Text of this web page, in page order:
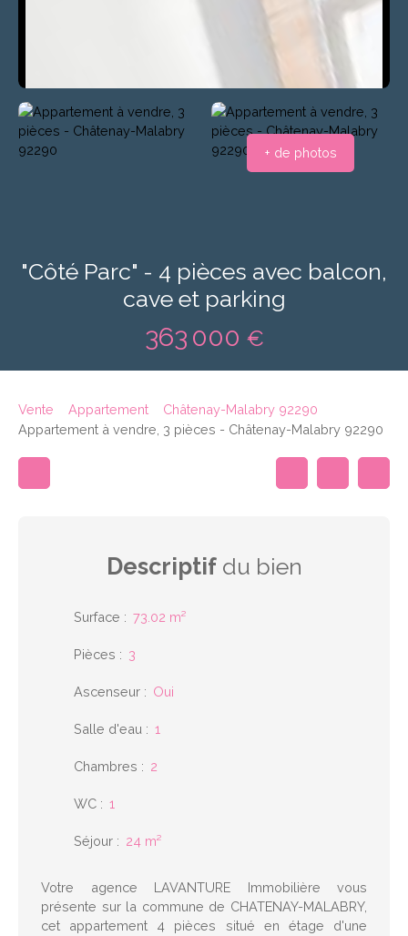
+ de photos
"Côté Parc" - 4 pièces avec balcon,
cave et parking
363 000 €
Vente Appartement
Châtenay-Malabry 92290
Appartement à vendre, 3 pièces - Châtenay-Malabry 92290
Descriptifdu bien
Surface : 73.02 m²
Pièces : 3
Ascenseur : Oui
Salle d'eau : 1
Chambres : 2
WC : 1
Séjour : 24 m²
Votre agence LAVANTURE Immobilière vous
présente sur la commune de CHATENAY-MALABRY,
cet appartement 4 pièces situé en étage d'une